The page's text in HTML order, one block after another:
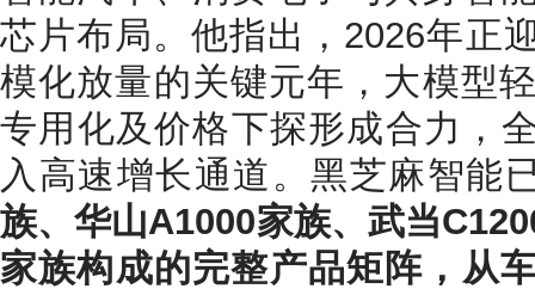
芯片布局。他指出，2026年正
模化放量的关键元年，大模型
专用化及价格下探形成合力，
入高速增长通道。黑芝麻智能
族、华山A1000家族、武当
家族构成的完整产品矩阵，从